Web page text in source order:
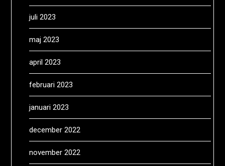
juli 2023
maj 2023
april 2023
februari 2023
januari 2023
december 2022
november 2022